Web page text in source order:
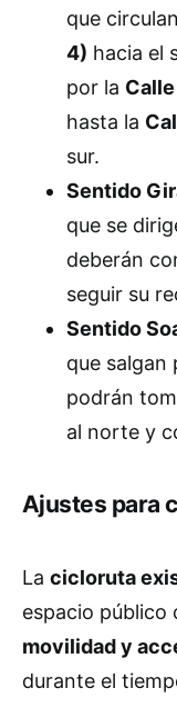
que
4) hacia el
por la
hasta la
sur.
Sentido
que se
deberán
seguir su
Sentido
que salgan
podrán
al norte y
Ajustes para
La cicloruta
espacio público
movilidad y
durante el